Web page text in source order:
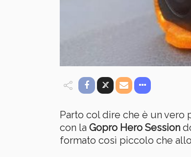
Parto col dire che è un vero
con la Gopro Hero Session
formato così piccolo che